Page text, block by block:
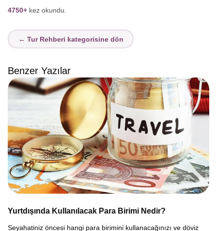
4750+ kez okundu.
← Tur Rehberi kategorisine dön
Benzer Yazılar
Yurtdışında Kullanılacak Para Birimi Nedir?
Seyahatiniz öncesi hangi para birimini kullanacağınızı ve döviz